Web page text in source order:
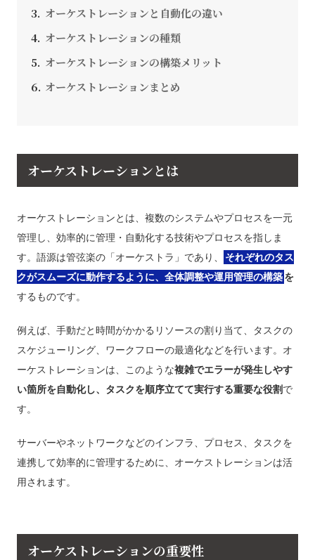
オーケストレーションと自動化の違い
オーケストレーションの種類
オーケストレーションの構築メリット
オーケストレーションまとめ
オーケストレーションとは
オーケストレーションとは、複数のシステムやプロセスを一元
管理し、効率的に管理・自動化する技術やプロセスを指しま
す。語源は管弦楽の「オーケストラ」であり、
それぞれのタス
クがスムーズに動作するように、全体調整や運用管理の構築を
するものです。
例えば、手動だと時間がかかるリソースの割り当て、タスクの
スケジューリング、ワークフローの最適化などを行います。オ
ーケストレーションは、このような複雑でエラーが発生しやす
い箇所を自動化し、タスクを順序立てて実行する重要な役割で
す。
サーバーやネットワークなどのインフラ、プロセス、タスクを
連携して効率的に管理するために、オーケストレーションは活
用されます。
オーケストレーションの重要性